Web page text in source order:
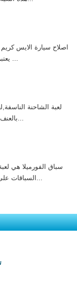
اصلاح سيارة الايس
يعتبر الاكثر حرا وسخونه ، وقد ...
لعبة الشاحنة
بالعنف والقوة الدفاعية يجب عل...
سباق الفورميلا هي
السباقات على الارض فهو سباق الفورم...